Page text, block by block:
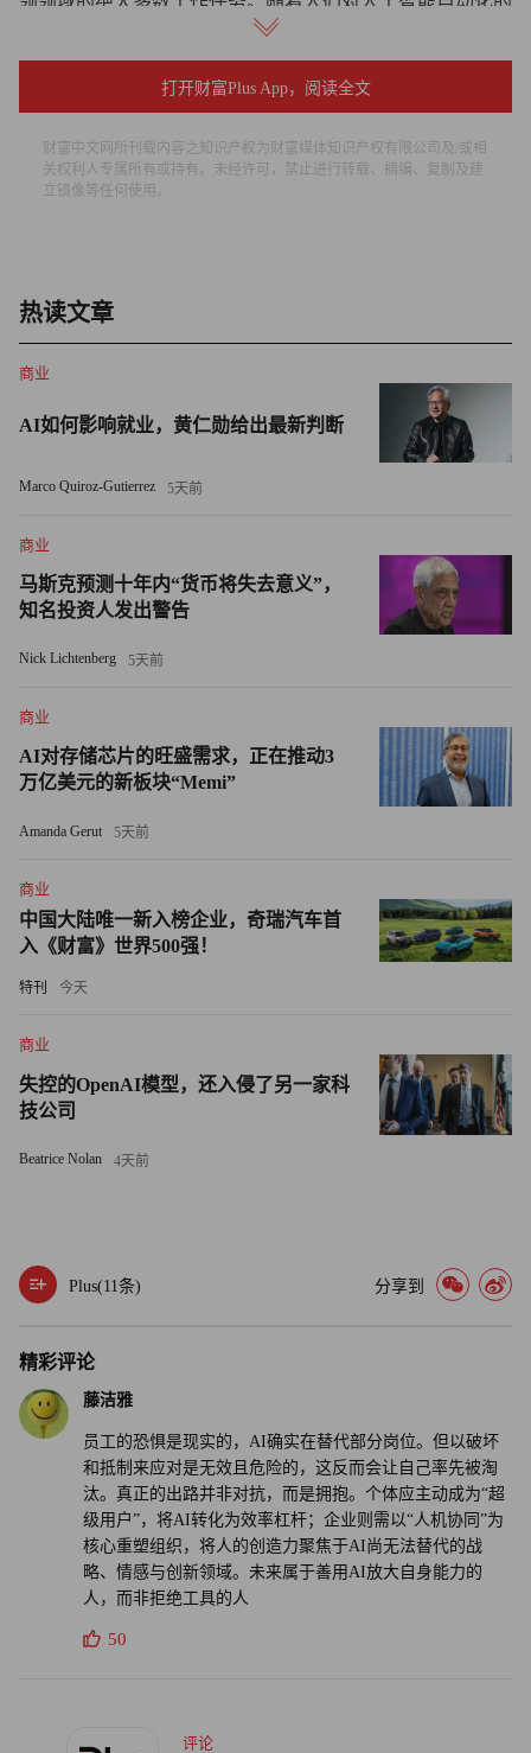
担忧逐渐成为现实，许多员工，包括相当一部分Z世代员
员工为何要破坏人工智能，以及为何此举会适得其反
威（KPMG）11月的一项调查也发现，4成员工担心人工智
能会取代自己的工作。然而颇具讽刺意味的是，该调查发
现，拒绝使用人工智能的员工实际上比拥抱这项技术的员工
更易面临裁员风险。60%的高管表示，他们正考虑裁减拒绝
使用人工智能的员工。另有28%的受访者担忧这项技术存在
安全风险。26%的人认为这项技术削弱了自身的创造力或在
执行不力。
尽管一些公司正争相部署AI智能体，但麻省理工学院
（MIT）去年发布的一份报告指出，企业95%的生成式人工
智能试点项目宣告失败，原因并非技术质量不达标，而是工
尽管一些员工在消极抵触，研究人员发现，那些主动将人工
智能融入工作流程的员工正脱颖而出。Workplace
Intelligence管理合伙人丹·肖贝尔（Dan Schawbel）表示，与
工智能的“超级用户”更易凭借工作表现获得回报。
肖贝尔在声明中称：“与迟迟未接纳这些工具的员工相比，
我们调查的超级用户在过去一年中获得晋升和加薪的可能性
工作时间，是迟迟未接纳人工智能员工报告的节省时长（2
小时）的4.5倍。”
Writer与Workplace Intelligence的这份报告显示，77%的高管
表示，随着管理层致力于借助人工智能引领公司走向未来，
智能相关的裁员。不过，Writer首席执行官兼联合创始人梅·
哈比卜（May Habib）指出，最成功的企业并非依赖裁员，
协同。
哈比卜在声明中表示：“那些以人机协作为核心彻底重塑运
营模式的企业管理者，正以竞争对手无法复制的方式不断积
累自身优势。”（财富中文网）
译者：中慧言-王芳
打开财富Plus App，阅读全文
财富中文网所刊载内容之知识产权为财富媒体知识产权有限公司及/或相
关权利人专属所有或持有。未经许可，禁止进行转载、摘编、复制及建
立镜像等任何使用。
热读文章
商业
AI如何影响就业，黄仁勋给出最新判断
Marco Quiroz-Gutierrez 5天前
商业
马斯克预测十年内“货币将失去意义”，
知名投资人发出警告
Nick Lichtenberg 5天前
商业
AI对存储芯片的旺盛需求，正在推动3
万亿美元的新板块“Memi”
Amanda Gerut 5天前
商业
中国大陆唯一新入榜企业，奇瑞汽车首
入《财富》世界500强！
特刊 今天
商业
失控的OpenAI模型，还入侵了另一家科
技公司
Beatrice Nolan 4天前
Plus(11条) 分享到
精彩评论
藤洁雅
员工的恐惧是现实的，AI确实在替代部分岗位。但以破坏
和抵制来应对是无效且危险的，这反而会让自己率先被淘
汰。真正的出路并非对抗，而是拥抱。个体应主动成为“超
级用户”，将AI转化为效率杠杆；企业则需以“人机协同”为
核心重塑组织，将人的创造力聚焦于AI尚无法替代的战
略、情感与创新领域。未来属于善用AI放大自身能力的
人，而非拒绝工具的人
50
评论